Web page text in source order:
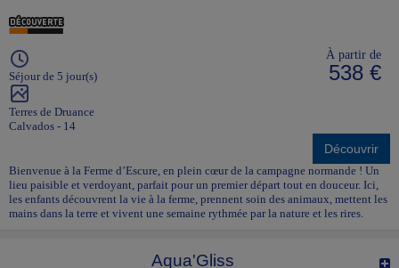
Séjour de 5 jour(s)
Terres de Druance
Calvados - 14
À partir de
538 €
Découvrir
Bienvenue à la Ferme d’Escure, en plein cœur de la campagne normande ! Un
lieu paisible et verdoyant, parfait pour un premier départ tout en douceur. Ici,
les enfants découvrent la vie à la ferme, prennent soin des animaux, mettent les
mains dans la terre et vivent une semaine rythmée par la nature et les rires.
Aqua'Gliss